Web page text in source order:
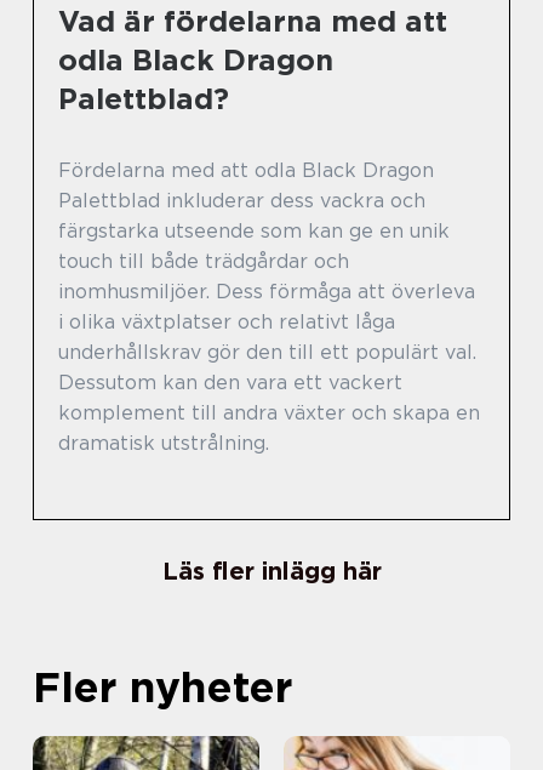
Vad är fördelarna med att
odla Black Dragon
Palettblad?
Fördelarna med att odla Black Dragon
Palettblad inkluderar dess vackra och
färgstarka utseende som kan ge en unik
touch till både trädgårdar och
inomhusmiljöer. Dess förmåga att överleva
i olika växtplatser och relativt låga
underhållskrav gör den till ett populärt val.
Dessutom kan den vara ett vackert
komplement till andra växter och skapa en
dramatisk utstrålning.
Läs fler inlägg här
Fler nyheter